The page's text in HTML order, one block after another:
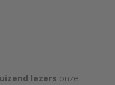
lezers onze